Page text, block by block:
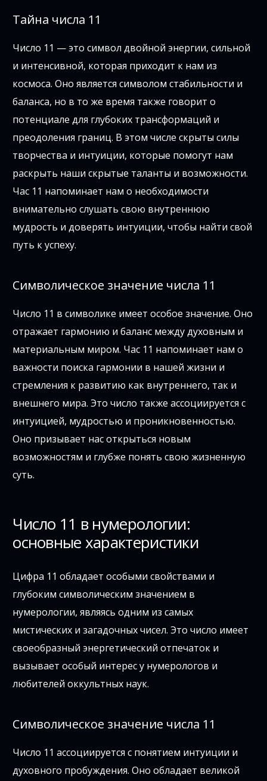
Тайна числа 11
Число 11 — это символ двойной энергии, сильной
и интенсивной, которая приходит к нам из
космоса. Оно является символом стабильности и
баланса, но в то же время также говорит о
потенциале для глубоких трансформаций и
преодоления границ. В этом числе скрыты силы
творчества и интуиции, которые помогут нам
раскрыть наши скрытые таланты и возможности.
Час 11 напоминает нам о необходимости
внимательно слушать свою внутреннюю
мудрость и доверять интуиции, чтобы найти свой
путь к успеху.
Символическое значение числа 11
Число 11 в символике имеет особое значение. Оно
отражает гармонию и баланс между духовным и
материальным миром. Час 11 напоминает нам о
важности поиска гармонии в нашей жизни и
стремления к развитию как внутреннего, так и
внешнего мира. Это число также ассоциируется с
интуицией, мудростью и проникновенностью.
Оно призывает нас открыться новым
возможностям и глубже понять свою жизненную
суть.
Число 11 в нумерологии:
основные характеристики
Цифра 11 обладает особыми свойствами и
глубоким символическим значением в
нумерологии, являясь одним из самых
мистических и загадочных чисел. Это число имеет
своеобразный энергетический отпечаток и
вызывает особый интерес у нумерологов и
любителей оккультных наук.
Символическое значение числа 11
Число 11 ассоциируется с понятием интуиции и
духовного пробуждения. Оно обладает великой